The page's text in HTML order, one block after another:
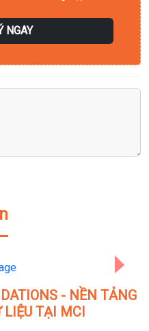
NGAY
- NỀN TẢNG
TẠI MCI